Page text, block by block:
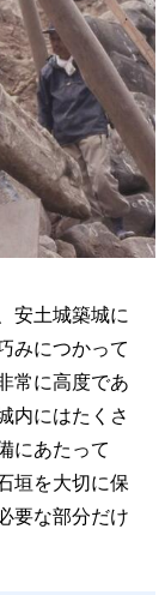
安土城築城に
みにつかって
常に高度であ
内にはたくさ
にあたって
垣を大切に保
要な部分だけ